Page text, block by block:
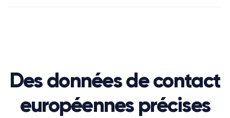
Des données de contact
européennes précises